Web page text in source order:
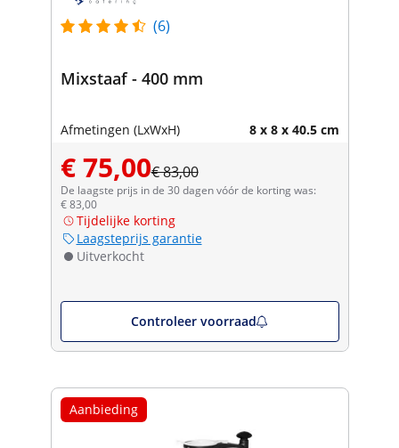
(6)
Mixstaaf - 400 mm
Afmetingen (LxWxH) 8 x 8 x 40.5 cm
€ 75,00€ 83,00
De laagste prijs in de 30 dagen vóór de korting was:
€ 83,00
Tijdelijke korting
Laagsteprijs garantie
Uitverkocht
Controleer voorraad
Aanbieding